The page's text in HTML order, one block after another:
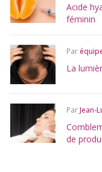
Acide
féminin
Par
La
ParJean-
de